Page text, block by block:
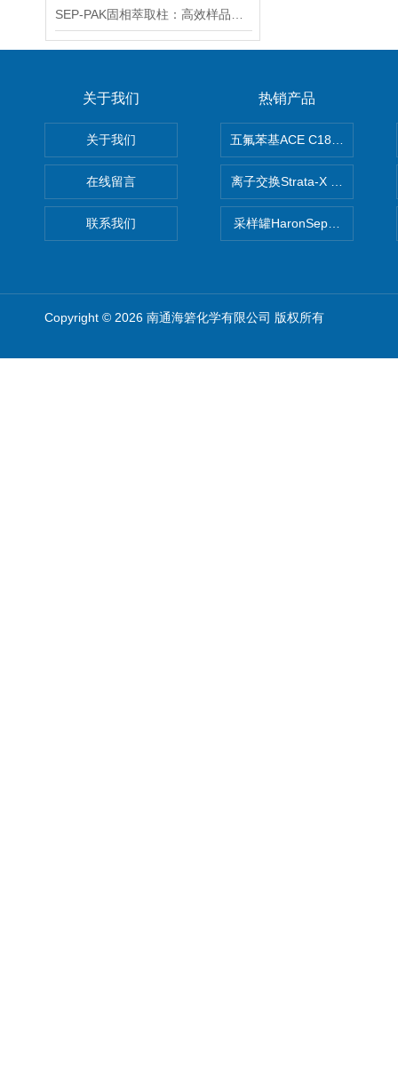
关于我们
关于我们
在线留言
联系我们
热销产品
五氟苯基ACE C18-PFP色谱柱
离子交换Strata-X SPE聚合物
采样罐HaronSep国产苏玛罐
Copyright © 2026 南通海箬化学有限公司 版权所有